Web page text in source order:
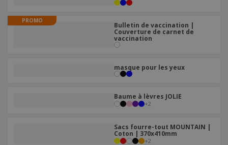
PROMO
Bulletin de vaccination |
Couverture de carnet de
vaccination
masque pour les yeux
Baume à lèvres JOLIE
+2
Sacs fourre-tout MOUNTAIN |
Coton | 370x410mm
+2